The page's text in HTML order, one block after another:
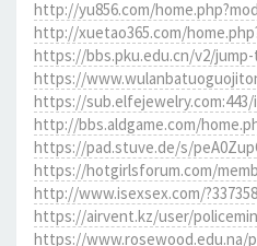
http://yu856.com/
http://xuetao365.com/
https://bbs.pku.edu.cn/v2/jump-
https://
https://sub.elfejewelry.com:443/
http://bbs.aldgame.com/
https://pad.stuve.de/s/
https://hotgirlsforum.com/
http://www.isexsex.com/
https://airvent.kz/user/
https://www.rosewood.edu.na/